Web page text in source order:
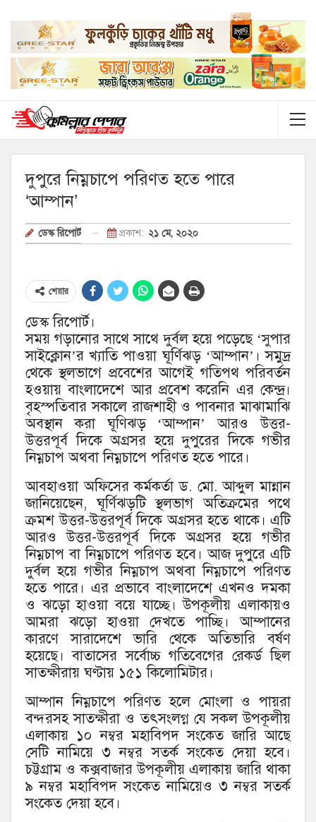
দুপুরে নিম্নচাপে পরিণত হতে পারে
‘আম্পান’
ডেস্ক রিপোর্ট প্রকাশ: ২১ মে, ২০২০
শেয়ার
ডেস্ক রিপোর্ট।
সময় গড়ানোর সাথে সাথে দুর্বল হয়ে পড়েছে ‘সুপার
সাইক্লোন’র খ্যাতি পাওয়া ঘূর্ণিঝড় ‘আম্পান’। সমুদ্র
থেকে স্থলভাগে প্রবেশের আগেই গতিপথ পরিবর্তন
হওয়ায় বাংলাদেশে আর প্রবেশ করেনি এর কেন্দ্র।
বৃহস্পতিবার সকালে রাজশাহী ও পাবনার মাঝামাঝি
অবস্থান করা ঘূণিঝড় ‘আম্পান’ আরও উত্তর-
উত্তরপূর্ব দিকে অগ্রসর হয়ে দুপুরের দিকে গভীর
নিম্নচাপ অথবা নিম্নচাপে পরিণত হতে পারে।
আবহাওয়া অফিসের কর্মকর্তা ড. মো. আব্দুল মান্নান
জানিয়েছেন, ঘূর্ণিঝড়টি স্থলভাগ অতিক্রমের পথে
ক্রমশ উত্তর-উত্তরপূর্ব দিকে অগ্রসর হতে থাকে। এটি
আরও উত্তর-উত্তরপূর্ব দিকে অগ্রসর হয়ে গভীর
নিম্নচাপ বা নিম্নচাপে পরিণত হবে। আজ দুপুরে এটি
দুর্বল হয়ে গভীর নিম্নচাপ অথবা নিম্নচাপে পরিণত
হতে পারে। এর প্রভাবে বাংলাদেশে এখনও দমকা
ও ঝড়ো হাওয়া বয়ে যাচ্ছে। উপকূলীয় এলাকায়ও
আমরা ঝড়ো হাওয়া দেখতে পাচ্ছি। আম্পানের
কারণে সারাদেশে ভারি থেকে অতিভারি বর্ষণ
হয়েছে। বাতাসের সর্বোচ্চ গতিবেগের রেকর্ড ছিল
সাতক্ষীরায় ঘণ্টায় ১৫১ কিলোমিটার।
আম্পান নিম্নচাপে পরিণত হলে মোংলা ও পায়রা
বন্দরসহ সাতক্ষীরা ও তৎসংলগ্ন যে সকল উপকূলীয়
এলাকায় ১০ নম্বর মহাবিপদ সংকেত জারি আছে
সেটি নামিয়ে ৩ নম্বর সতর্ক সংকেত দেয়া হবে।
চট্টগ্রাম ও কক্সবাজার উপকূলীয় এলাকায় জারি থাকা
৯ নম্বর মহাবিপদ সংকেত নামিয়েও ৩ নম্বর সতর্ক
সংকেত দেয়া হবে।